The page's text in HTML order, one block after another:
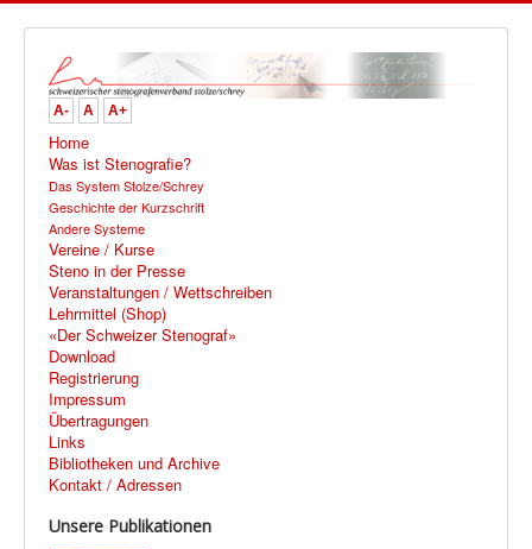
A- A A+
Home
Was ist Stenografie?
Das System Stolze/Schrey
Geschichte der Kurzschrift
Andere Systeme
Vereine / Kurse
Steno in der Presse
Veranstaltungen / Wettschreiben
Lehrmittel (Shop)
«Der Schweizer Stenograf»
Download
Registrierung
Impressum
Übertragungen
Links
Bibliotheken und Archive
Kontakt / Adressen
Unsere Publikationen